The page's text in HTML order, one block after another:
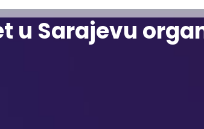
u Sarajevu